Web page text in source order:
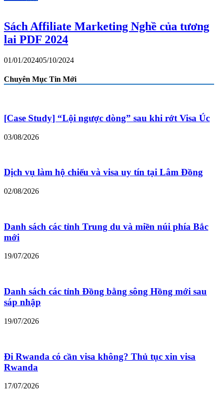
Sách Affiliate Marketing Nghề của tương
lai PDF 2024
01/01/202405/10/2024
Chuyên Mục Tin Mới
[Case Study] “Lội ngược dòng” sau khi rớt Visa Úc
03/08/2026
Dịch vụ làm hộ chiếu và visa uy tín tại Lâm Đồng
02/08/2026
Danh sách các tỉnh Trung du và miền núi phía Bắc
mới
19/07/2026
Danh sách các tỉnh Đồng bằng sông Hồng mới sau
sáp nhập
19/07/2026
Đi Rwanda có cần visa không? Thủ tục xin visa
Rwanda
17/07/2026